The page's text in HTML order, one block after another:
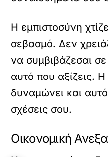
Η εμπιστοσύνη
σεβασμό. Δεν
να συμβιβάζεσαι
αυτό που αξίζεις.
δυναμώνει και
σχέσεις σου.
Οικονομική